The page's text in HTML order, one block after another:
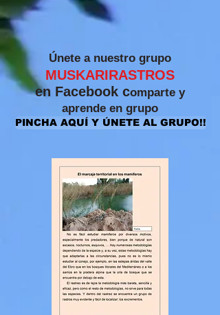
​Únete a nuestro grupo
MUSKARIRASTROS
en Facebook comparte y
aprende en grupo
PINCHA AQUÍ Y ÚNETE AL GRUPO!!